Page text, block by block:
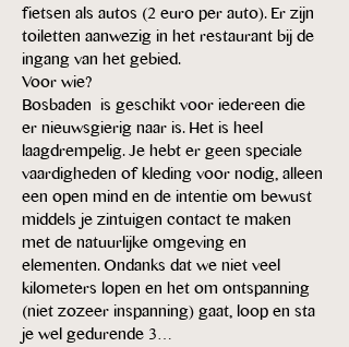
fietsen als autos (2 euro per auto). Er zijn
toiletten aanwezig in het restaurant bij de
ingang van het gebied.
Voor wie?
Bosbaden  is geschikt voor iedereen die
er nieuwsgierig naar is. Het is heel
laagdrempelig. Je hebt er geen speciale
vaardigheden of kleding voor nodig, alleen
een open mind en de intentie om bewust
middels je zintuigen contact te maken
met de natuurlijke omgeving en
elementen. Ondanks dat we niet veel
kilometers lopen en het om ontspanning
(niet zozeer inspanning) gaat, loop en sta
je wel gedurende 3…